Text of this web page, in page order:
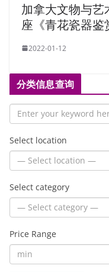
加拿大文物与
座《青花瓷器鉴
2022-01-12
分类信息查询
Select location
Select category
Price Range